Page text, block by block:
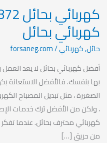
كهربائي بحائل
حائل,كهربائي/
forsaneg.com
أفضل كهربائي بحائل لا يعد
بها بنفسك. فالأفضل الاستعانة
الصغيرة ، مثل تبديل المصباح
، ولكن من الأفضل ترك خدمات
كهربائي محترف بحائل. عندما
من حريق […]
كهربائي
بحائل
0568172872
أفضل
كهربائي
بحائل